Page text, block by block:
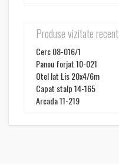
Produse vizitate recent
Cerc 08-016/1
Panou forjat 10-021
Otel lat Lis 20x4/6m
Capat stalp 14-165
Arcada 11-219